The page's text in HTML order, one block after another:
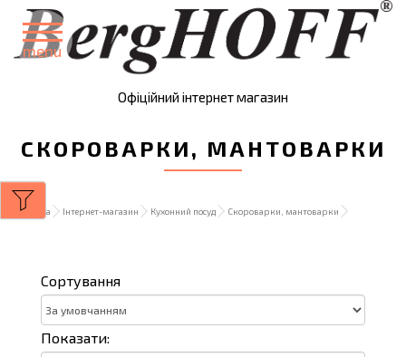
menu
Офіційний інтернет магазин
СКОРОВАРКИ, МАНТОВАРКИ
Головна Інтернет-магазин Кухонний посуд Скороварки, мантоварки
Сортування
Показати: